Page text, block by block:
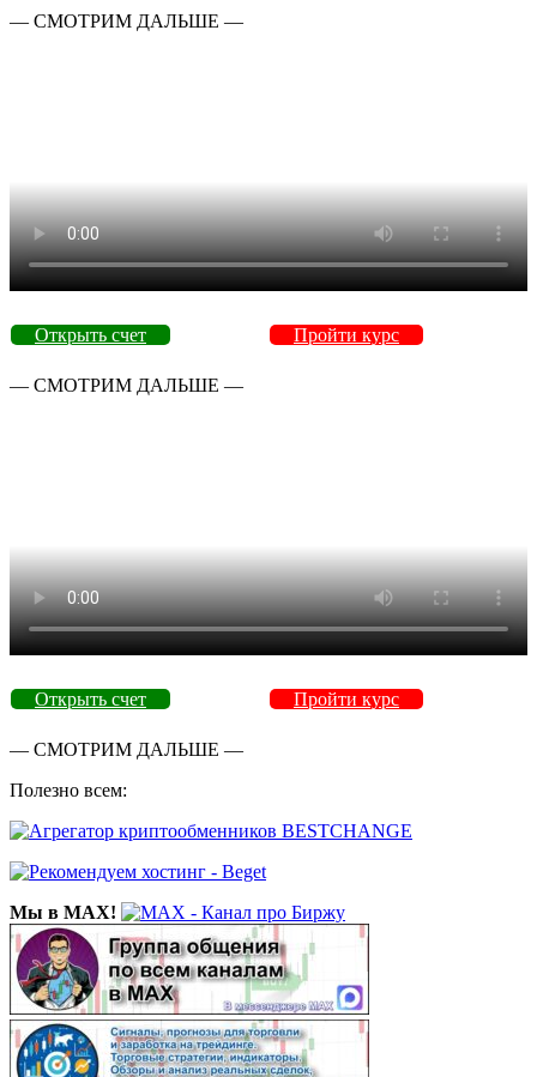
— СМОТРИМ ДАЛЬШЕ —
Открыть счет Пройти курс
— СМОТРИМ ДАЛЬШЕ —
Открыть счет Пройти курс
— СМОТРИМ ДАЛЬШЕ —
Полезно всем:
Мы в MAX!